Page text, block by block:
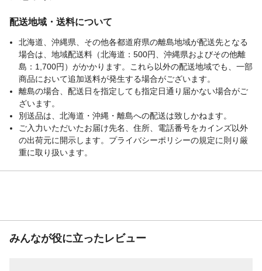
配送地域・送料について
北海道、沖縄県、その他各都道府県の離島地域が配送先となる
場合は、地域配送料（北海道：500円、沖縄県およびその他離
島：1,700円）がかかります。これら以外の配送地域でも、一部
商品において追加送料が発生する場合がございます。
離島の場合、配送日を指定しても指定日通り届かない場合がご
ざいます。
別送品は、北海道・沖縄・離島への配送は致しかねます。
ご入力いただいたお届け先名、住所、電話番号をカインズ以外
の出荷元に開示します。プライバシーポリシーの規定に則り厳
重に取り扱います。
みんなが役に立ったレビュー